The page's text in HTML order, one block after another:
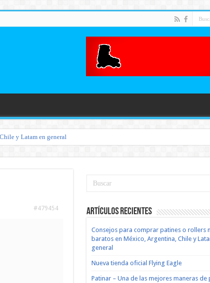
y Latam en general
#479454 Artículos recientes
Consejos para comprar patines o rollers
baratos en México, Argentina, Chile y
general
Nueva tienda oficial Flying Eagle
Patinar – Una de las mejores maneras de